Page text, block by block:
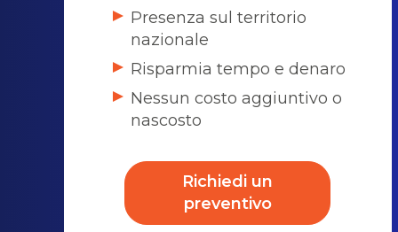
Presenza sul territorio
nazionale
Risparmia tempo e denaro
Nessun costo aggiuntivo o
nascosto
Richiedi un
preventivo